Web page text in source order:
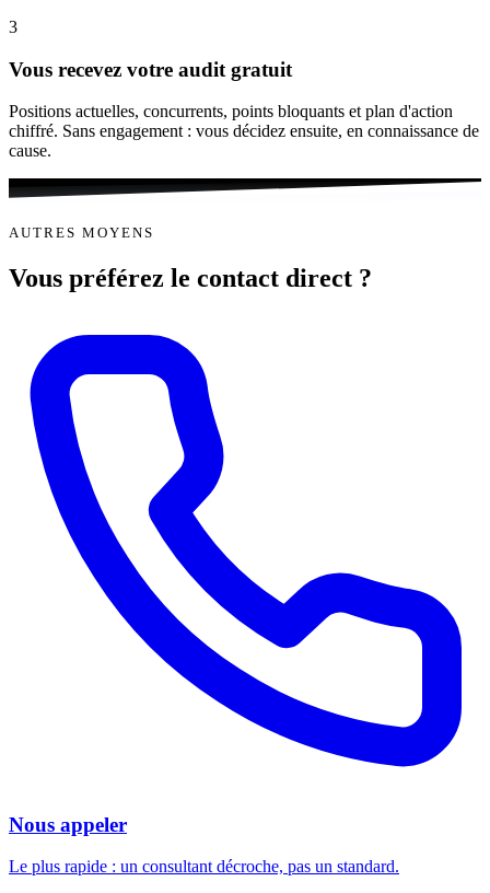
3
Vous recevez votre audit gratuit
Positions actuelles, concurrents, points bloquants et plan d'action
chiffré. Sans engagement : vous décidez ensuite, en connaissance de
cause.
AUTRES MOYENS
Vous préférez le contact direct ?
Nous appeler
Le plus rapide : un consultant décroche, pas un standard.